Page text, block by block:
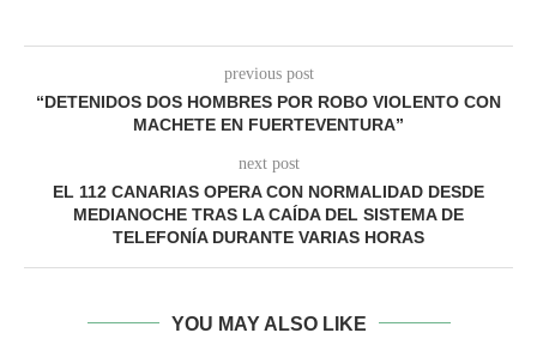
previous post
“DETENIDOS DOS HOMBRES POR ROBO VIOLENTO CON
MACHETE EN FUERTEVENTURA”
next post
EL 112 CANARIAS OPERA CON NORMALIDAD DESDE
MEDIANOCHE TRAS LA CAÍDA DEL SISTEMA DE
TELEFONÍA DURANTE VARIAS HORAS
YOU MAY ALSO LIKE